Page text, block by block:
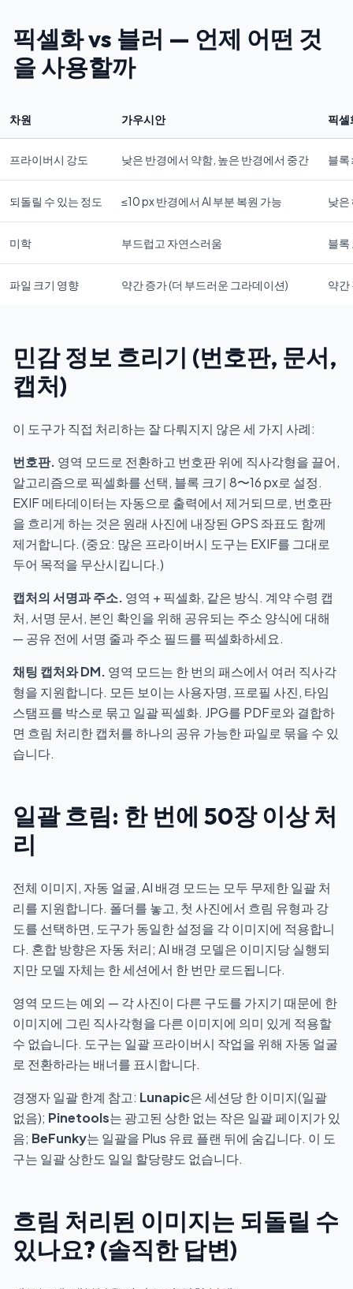
픽셀화 vs 블러 — 언제 어떤 것
을 사용할까
차원 가우시안 픽셀
프라이버시 강도 낮은 반경에서 약함, 높은 반경에서 중간 블록
되돌릴 수 있는 정도 ≤10 px 반경에서 AI 부분 복원 가능 낮은
미학 부드럽고 자연스러움 블록
파일 크기 영향 약간 증가 (더 부드러운 그라데이션) 약간
민감 정보 흐리기 (번호판, 문서,
캡처)
이 도구가 직접 처리하는 잘 다뤄지지 않은 세 가지 사례:
번호판. 영역 모드로 전환하고 번호판 위에 직사각형을 끌어,
알고리즘으로 픽셀화를 선택, 블록 크기 8〜16 px로 설정.
EXIF 메타데이터는 자동으로 출력에서 제거되므로, 번호판
을 흐리게 하는 것은 원래 사진에 내장된 GPS 좌표도 함께
제거합니다. (중요: 많은 프라이버시 도구는 EXIF를 그대로
두어 목적을 무산시킵니다.)
캡처의 서명과 주소. 영역 + 픽셀화, 같은 방식. 계약 수령 캡
처, 서명 문서, 본인 확인을 위해 공유되는 주소 양식에 대해
— 공유 전에 서명 줄과 주소 필드를 픽셀화하세요.
채팅 캡처와 DM. 영역 모드는 한 번의 패스에서 여러 직사각
형을 지원합니다. 모든 보이는 사용자명, 프로필 사진, 타임
스탬프를 박스로 묶고 일괄 픽셀화. JPG를 PDF로와 결합하
면 흐림 처리한 캡처를 하나의 공유 가능한 파일로 묶을 수 있
습니다.
일괄 흐림: 한 번에 50장 이상 처
리
전체 이미지, 자동 얼굴, AI 배경 모드는 모두 무제한 일괄 처
리를 지원합니다. 폴더를 놓고, 첫 사진에서 흐림 유형과 강
도를 선택하면, 도구가 동일한 설정을 각 이미지에 적용합니
다. 혼합 방향은 자동 처리; AI 배경 모델은 이미지당 실행되
지만 모델 자체는 한 세션에서 한 번만 로드됩니다.
영역 모드는 예외 — 각 사진이 다른 구도를 가지기 때문에 한
이미지에 그린 직사각형을 다른 이미지에 의미 있게 적용할
수 없습니다. 도구는 일괄 프라이버시 작업을 위해 자동 얼굴
로 전환하라는 배너를 표시합니다.
경쟁자 일괄 한계 참고: Lunapic은 세션당 한 이미지(일괄
없음); Pinetools는 광고된 상한 없는 작은 일괄 페이지가 있
음; BeFunky는 일괄을 Plus 유료 플랜 뒤에 숨깁니다. 이 도
구는 일괄 상한도 일일 할당량도 없습니다.
흐림 처리된 이미지는 되돌릴 수
있나요? (솔직한 답변)